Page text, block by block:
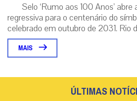
Selo ‘Rumo aos 100 Anos’
regressiva para o centenário do
celebrado em outubro de 2031. Rio
MAIS
ÚLTIMAS